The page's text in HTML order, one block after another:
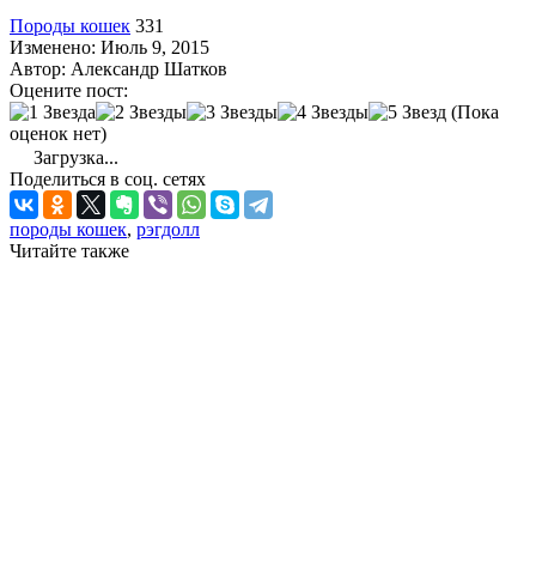
Породы кошек 331
Изменено: Июль 9, 2015
Автор: Александр Шатков
Оцените пост:
(Пока
оценок нет)
Загрузка...
Поделиться в соц. сетях
породы кошек, рэгдолл
Читайте также